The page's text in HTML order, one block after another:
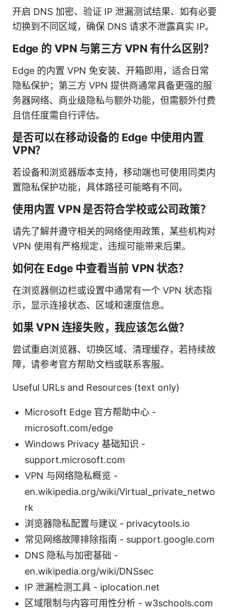
开启 DNS 加密、验证 IP 泄漏测试结果、如有必要
切换到不同区域，确保 DNS 请求不泄露真实 IP。
Edge 的 VPN 与第三方 VPN 有什么区别？
Edge 的内置 VPN 免安装、开箱即用，适合日常
隐私保护；第三方 VPN 提供商通常具备更强的服
务器网络、商业级隐私与额外功能，但需额外付费
且信任度需自行评估。
是否可以在移动设备的 Edge 中使用内置
VPN？
若设备和浏览器版本支持，移动端也可使用同类内
置隐私保护功能，具体路径可能略有不同。
使用内置 VPN 是否符合学校或公司政策？
请先了解并遵守相关的网络使用政策，某些机构对
VPN 使用有严格规定，违规可能带来后果。
如何在 Edge 中查看当前 VPN 状态？
在浏览器侧边栏或设置中通常有一个 VPN 状态指
示，显示连接状态、区域和速度信息。
如果 VPN 连接失败，我应该怎么做？
尝试重启浏览器、切换区域、清理缓存，若持续故
障，请参考官方帮助文档或联系客服。
Useful URLs and Resources (text only)
Microsoft Edge 官方帮助中心 -
microsoft.com/edge
Windows Privacy 基础知识 -
support.microsoft.com
VPN 与网络隐私概览 -
en.wikipedia.org/wiki/Virtual_private_netwo
rk
浏览器隐私配置与建议 - privacytools.io
常见网络故障排除指南 - support.google.com
DNS 隐私与加密基础 -
en.wikipedia.org/wiki/DNSsec
IP 泄漏检测工具 - iplocation.net
区域限制与内容可用性分析 - w3schools.com